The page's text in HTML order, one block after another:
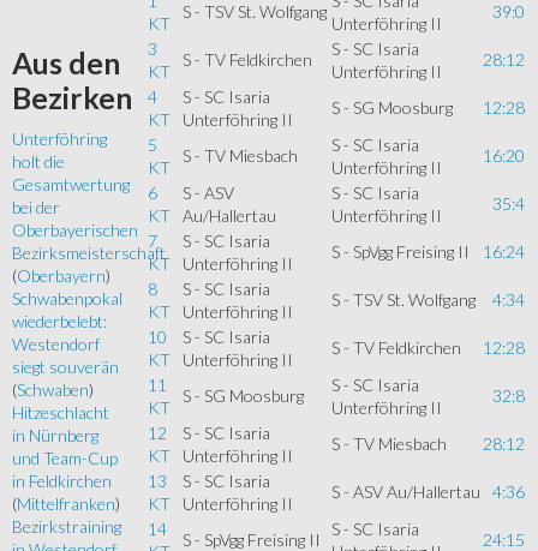
KT
S - TSV St. Wolfgang
Unterföhring II
39:0
3
KT
S - TV Feldkirchen
S - SC Isaria
Unterföhring II
28:12
4
KT
S - SC Isaria
Unterföhring II
S - SG Moosburg
12:28
5
KT
S - TV Miesbach
S - SC Isaria
Unterföhring II
16:20
6
KT
S - ASV
Au/Hallertau
S - SC Isaria
Unterföhring II
35:4
7
KT
S - SC Isaria
Unterföhring II
S - SpVgg Freising II
16:24
8
KT
S - SC Isaria
Unterföhring II
S - TSV St. Wolfgang
4:34
10
KT
S - SC Isaria
Unterföhring II
S - TV Feldkirchen
12:28
11
KT
S - SG Moosburg
S - SC Isaria
Unterföhring II
32:8
12
KT
S - SC Isaria
Unterföhring II
S - TV Miesbach
28:12
13
KT
S - SC Isaria
Unterföhring II
S - ASV Au/Hallertau
4:36
14
S - SpVgg Freising II
S - SC Isaria
24:15
Aus den
Bezirken
Unterföhring
holt die
Gesamtwertung
bei der
Oberbayerischen
Bezirksmeisterschaft
(Oberbayern)
Schwabenpokal
wiederbelebt:
Westendorf
siegt souverän
(Schwaben)
Hitzeschlacht
in Nürnberg
und Team-Cup
in Feldkirchen
(Mittelfranken)
Bezirkstraining